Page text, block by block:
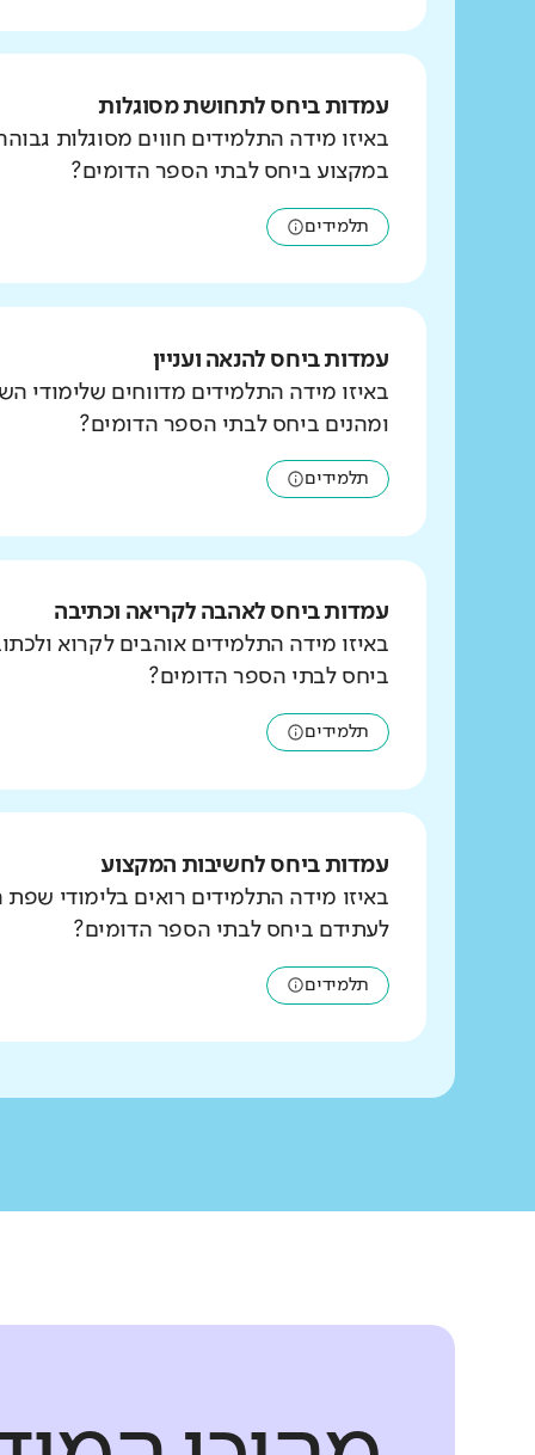
עמדות ביחס לתחושת מסוגלות
באיזו מידה התלמידים חווים מסוגלות
במקצוע ביחס לבתי הספר הדומים?
תלמידים
עמדות ביחס להנאה ועניין
באיזו מידה התלמידים מדווחים שלימודי
ומהנים ביחס לבתי הספר הדומים?
תלמידים
עמדות ביחס לאהבה לקריאה וכתיבה
באיזו מידה התלמידים אוהבים לקרוא
ביחס לבתי הספר הדומים?
תלמידים
עמדות ביחס לחשיבות המקצוע
באיזו מידה התלמידים רואים בלימודי
לעתידם ביחס לבתי הספר הדומים?
תלמידים